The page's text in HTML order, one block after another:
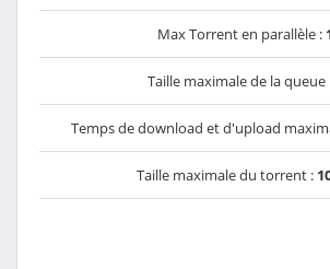
Max Torrent en parallèle :
Taille maximale de la queue
Temps de download et d'upload
Taille maximale du torrent :